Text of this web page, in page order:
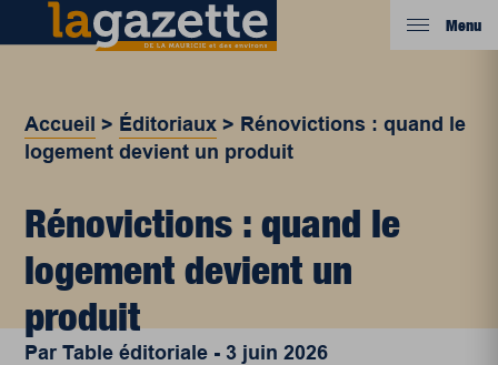
Menu
Accueil > Éditoriaux > Rénovictions : quand le
logement devient un produit
Rénovictions : quand le
logement devient un
produit
ParTable éditoriale -3 juin 2026